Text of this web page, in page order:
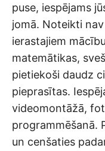
puse, iespējams
jomā. Noteikti
ierastajiem
matemātikas,
pietiekoši daudz
pieprasītas.
videomontāžā,
programmēšanā.
un cenšaties